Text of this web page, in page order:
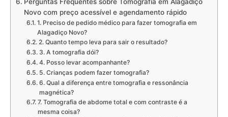
Novo com preço acessível e agendamento rápido
1. Preciso de pedido médico para fazer tomografia em
Alagadiço Novo?
2. Quanto tempo leva para sair o resultado?
3. A tomografia dói?
4. Posso levar acompanhante?
5. Crianças podem fazer tomografia?
6. Qual a diferença entre tomografia e ressonância
magnética?
7. Tomografia de abdome total e com contraste é a
mesma coisa?